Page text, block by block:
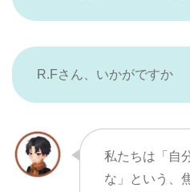
R.Fさん、いかがですか
私たちは「自
な」という、